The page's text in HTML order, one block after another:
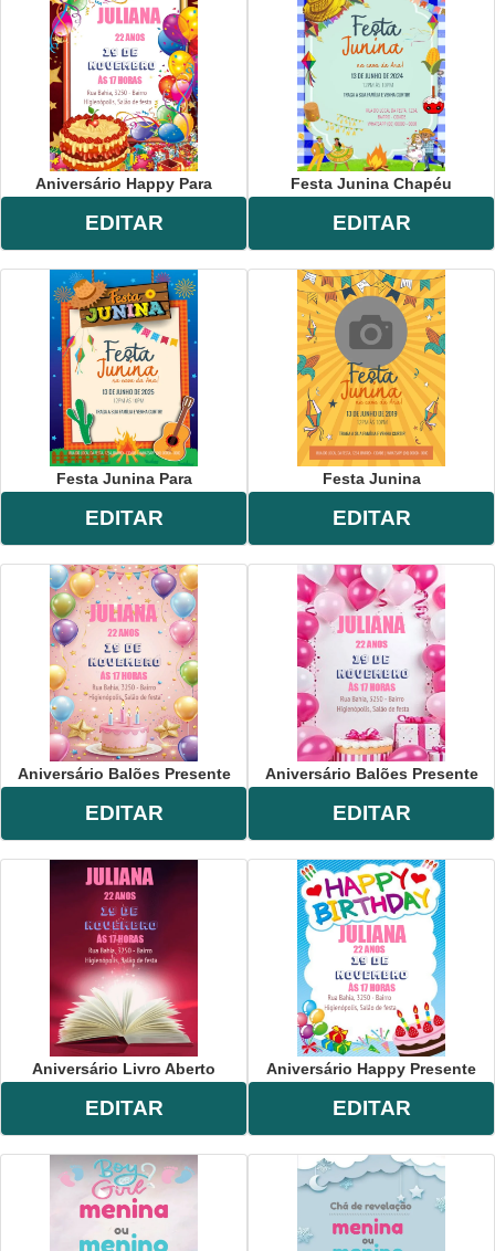
Aniversário Happy Para
EDITAR
Festa Junina Chapéu
EDITAR
Festa Junina Para
EDITAR
Festa Junina
EDITAR
Aniversário Balões Presente
EDITAR
Aniversário Balões Presente
EDITAR
Aniversário Livro Aberto
EDITAR
Aniversário Happy Presente
EDITAR